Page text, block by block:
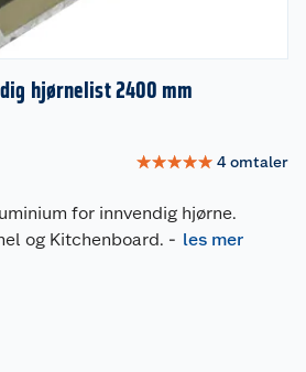
hjørnelist 2400 mm
☆☆☆☆☆ 4omtaler
for innvendig hjørne.
og Kitchenboard. - les mer